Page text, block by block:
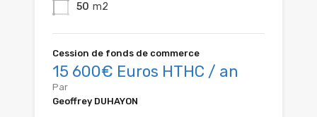
50 m2
Cession de fonds de commerce
15 600€ Euros HTHC / an
Par
Geoffrey DUHAYON